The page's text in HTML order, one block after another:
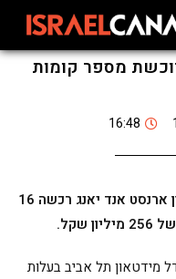
מספר קומות
16:48
עיתון הארץ דיווח כי פירמת רואי החשבון ארנסט אנד יאנג רכשה 16
16 קומות במגדל מידטאון תל אביב בעלות